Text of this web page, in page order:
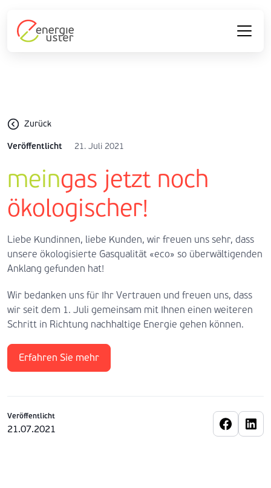
Zurück
Veröffentlicht 21. Juli 2021
meingas jetzt noch
ökologischer!
Liebe Kundinnen, liebe Kunden, wir freuen uns sehr, dass
unsere ökologisierte Gasqualität «eco» so überwältigenden
Anklang gefunden hat!
Wir bedanken uns für Ihr Vertrauen und freuen uns, dass
wir seit dem 1. Juli gemeinsam mit Ihnen einen weiteren
Schritt in Richtung nachhaltige Energie gehen können.
Erfahren Sie mehr
Veröffentlicht
21.07.2021